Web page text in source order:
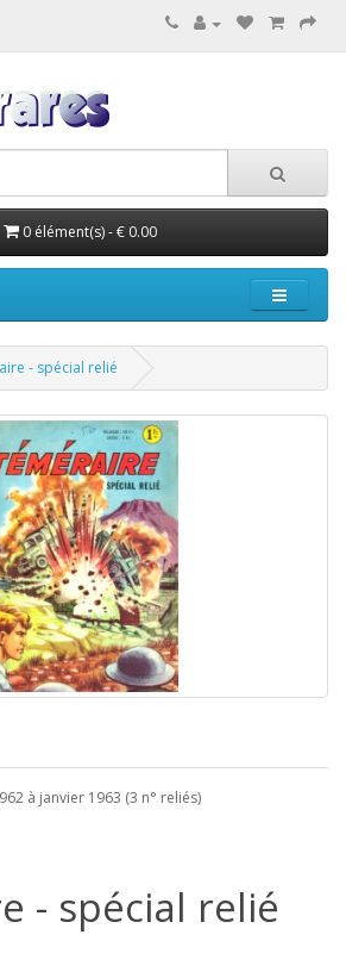
0 élément(s) - € 0.00
- spécial relié
à janvier 1963 (3 n° reliés)
- spécial relié